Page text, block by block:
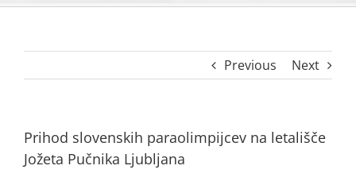
Previous Next
Prihod slovenskih paraolimpijcev na letališče
Jožeta Pučnika Ljubljana